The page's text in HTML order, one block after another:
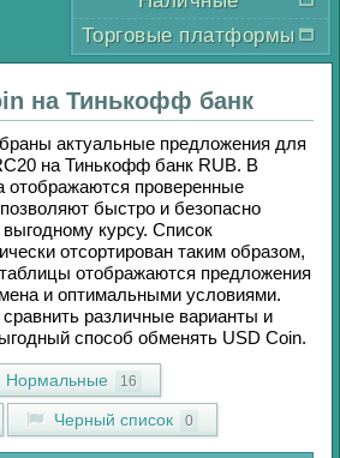
Торговые платформы
на Тинькофф банк
актуальные предложения для
на Тинькофф банк RUB. В
отображаются проверенные
быстро и безопасно
курсу. Список
отсортирован таким образом,
отображаются предложения
и оптимальными условиями.
сравнить различные варианты и
способ обменять USD Coin.
Нормальные 16
Черный список 0